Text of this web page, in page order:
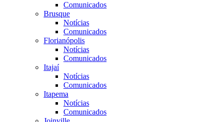
Comunicados
Brusque
Notícias
Comunicados
Florianópolis
Notícias
Comunicados
Itajaí
Notícias
Comunicados
Itapema
Notícias
Comunicados